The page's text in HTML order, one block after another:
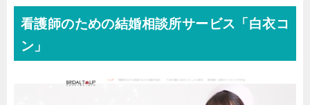
看護師のための結婚相談所サービス「白衣コ
ン」